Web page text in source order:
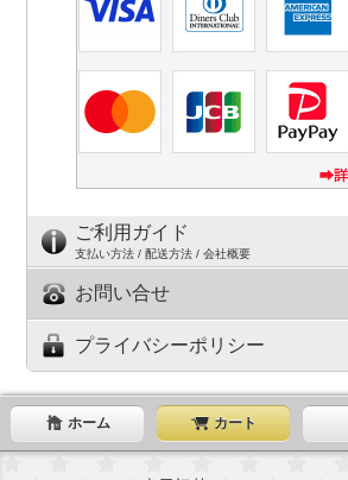
ご利用ガイド
支払い方法 / 配送方法 / 会社概要
お問い合せ
プライバシーポリシー
ホーム カート